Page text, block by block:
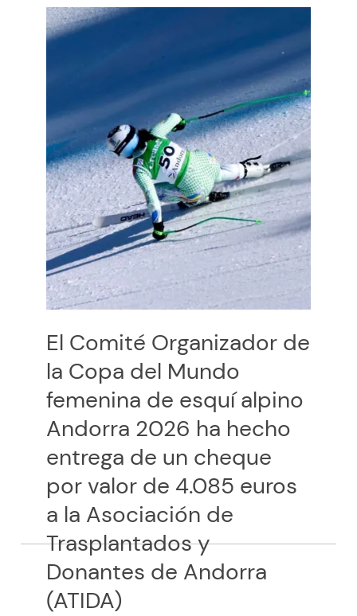
El Comité Organizador de
la Copa del Mundo
femenina de esquí alpino
Andorra 2026 ha hecho
entrega de un cheque
por valor de 4.085 euros
a la Asociación de
Trasplantados y
Donantes de Andorra
(ATIDA)